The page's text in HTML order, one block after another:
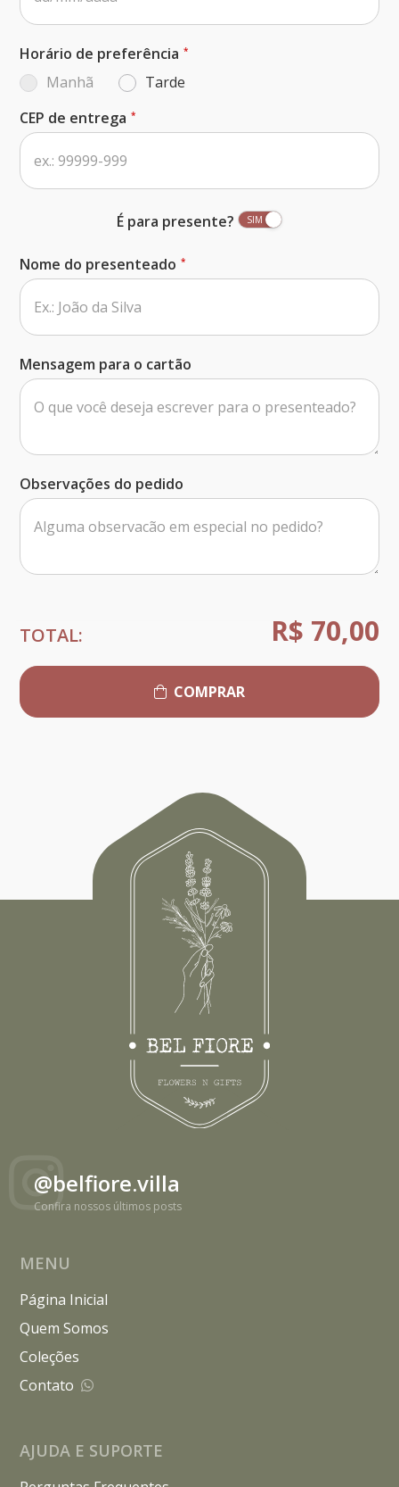
Horário de preferência
Manhã
Tarde
CEP de entrega
É para presente?
Nome do presenteado
Mensagem para o cartão
Observações do pedido
TOTAL: R$ 70,00
COMPRAR
MENU
Página Inicial
Quem Somos
Coleções
Contato
AJUDA E SUPORTE
@belfiore.villa
Confira nossos últimos posts